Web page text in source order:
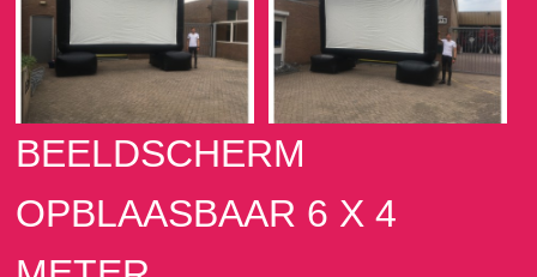
BEELDSCHERM
OPBLAASBAAR 6 X 4